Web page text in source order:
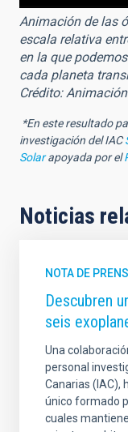
Animación de las
escala relativa
en la que
cada planeta
Crédito:
*En este resultado
investigación del IAC
Solarapoyada por el
Noticias
NOTA DE
Descubren
seis
Una
personal
Canarias (IAC),
único formado
cuales